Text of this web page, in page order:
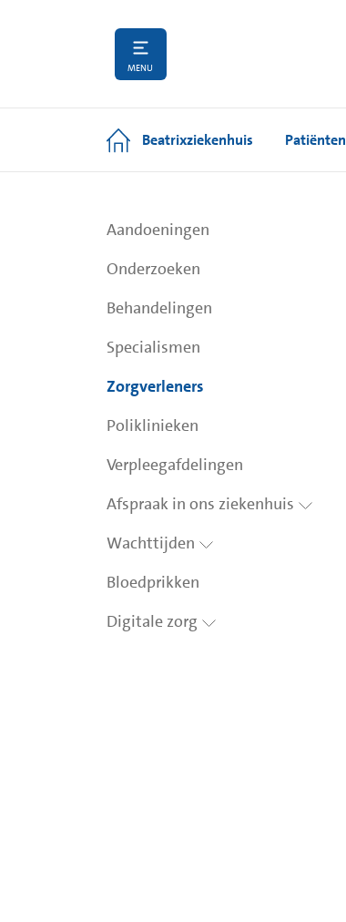
MENU
Beatrixziekenhuis Patiënten
Aandoeningen
Onderzoeken
Behandelingen
Specialismen
Zorgverleners
Poliklinieken
Verpleegafdelingen
Afspraak in ons ziekenhuis
Wachttijden
Bloedprikken
Digitale zorg